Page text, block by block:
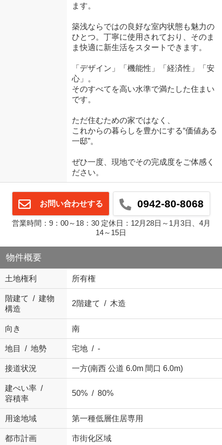
ます。
築浅ならではの良好な室内状態も魅力の
ひとつ。丁寧に使用されており、そのま
ま快適に新生活をスタートできます。
「デザイン」「機能性」「経済性」「安
心」。
そのすべてを高い水準で満たした住まい
です。
ただ住むための家ではなく、
これからの暮らしを豊かにする“価値ある
一邸”。
ぜひ一度、現地でその完成度をご体感く
ださい。
お問い合わせする 0942-80-8068
営業時間：9：00～18：30 定休日：12月28日～1月3日、4月
14～15日
物件概要
土地権利 所有権
階建て / 建物
構造
2階建て / 木造
向き 南
地目 / 地勢 宅地 / -
接道状況 一方(南西 公道 6.0m 間口 6.0m)
建ぺい率 /
容積率
50% / 80%
用途地域 第一種低層住居専用
都市計画 市街化区域